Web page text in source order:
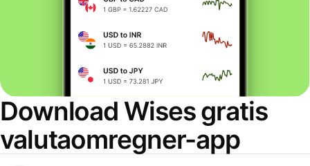
Download Wises gratis
valutaomregner-app